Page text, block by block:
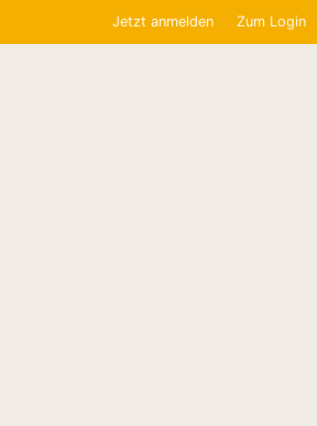
Jetzt anmelden Zum Login